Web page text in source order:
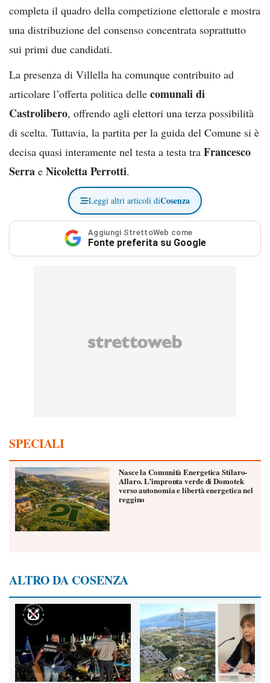
completa il quadro della competizione elettorale e mostra
una distribuzione del consenso concentrata soprattutto
sui primi due candidati.
La presenza di Villella ha comunque contribuito ad
articolare l’offerta politica delle comunali di
Castrolibero, offrendo agli elettori una terza possibilità
di scelta. Tuttavia, la partita per la guida del Comune si è
decisa quasi interamente nel testa a testa tra Francesco
Serra e Nicoletta Perrotti.
Leggi altri articoli diCosenza
Aggiungi StrettoWeb come
Fonte preferita su Google
SPECIALI
Nasce la Comunità Energetica Stilaro-
Allaro. L’impronta verde di Domotek
verso autonomia e libertà energetica nel
reggino
ALTRO DA COSENZA